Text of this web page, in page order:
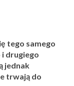
tego samego
drugiego
jednak
trwają do